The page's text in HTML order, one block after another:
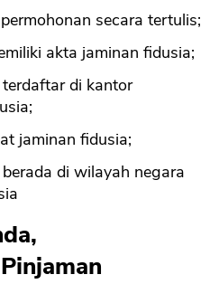
secara tertulis;
akta jaminan fidusia;
di kantor
jaminan fidusia;
di wilayah negara